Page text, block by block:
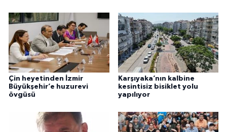
Çin heyetinden İzmir
Büyükşehir’e huzurevi
övgüsü
Karşıyaka’nın kalbine
kesintisiz bisiklet yolu
yapılıyor